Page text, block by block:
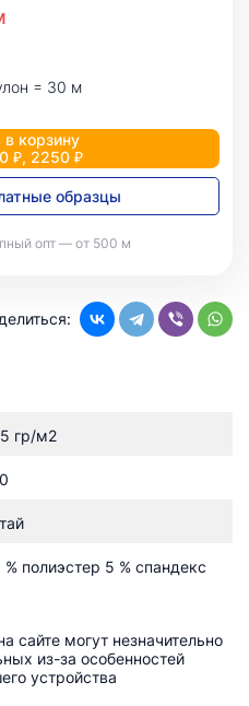
= 30 м
корзину
₽, 2250 ₽
образцы
опт — от 500 м
гр/м2
% полиэстер 5 % спандекс
сайте могут незначительно
из-за особенностей
устройства